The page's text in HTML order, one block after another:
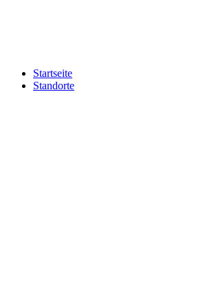
Startseite
Standorte